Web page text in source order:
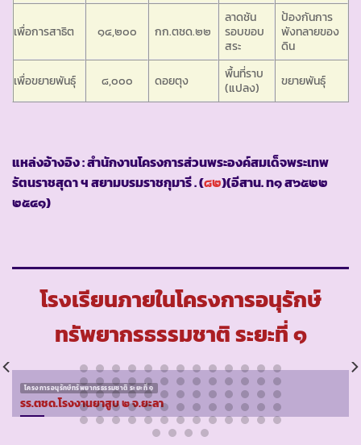
เพื่อการสาธิต ๑๔,๒๐๐ กก.ตชด.๒๒
ลาดชัน
รอบขอบ
สระ
ป้องกันการ
พังทลายของ
ดิน
เพื่อขยายพันธุ์
๘,๐๐๐ ดอยตุง
พื้นที่ราบ
(แปลง)
ขยายพันธุ์
แหล่งอ้างอิง : สำนักงานโครงการส่วนพระองค์สมเด็จพระเทพ
รัตนราชสุดา ฯ สยามบรมราชกุมารี . (๘๒)(อีสาน. ท๑ ส๖๕๒๒
๒๕๔๑)
โรงเรียนภายในโครงการอนุรักษ์
ทรัพยากรธรรมชาติ ระยะที่ ๑
โครงการอนุรักษ์ทรัพยากรธรรมชาติ ระยะที่ ๑
รร.ตชด.โรงงานยาสูบ ๒ จ.ยะลา